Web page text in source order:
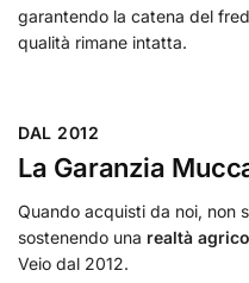
garantendo la catena del
qualità rimane intatta.
DAL 2012
La Garanzia
Quando acquisti da noi, non
sostenendo una realtà
Veio dal 2012.